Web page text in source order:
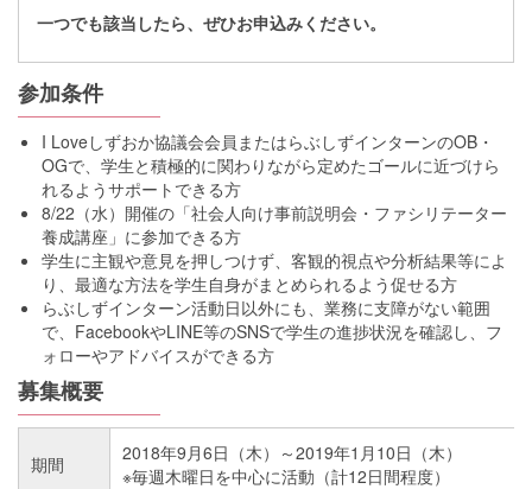
一つでも該当したら、ぜひお申込みください。
参加条件
I Loveしずおか協議会会員またはらぶしずインターンのOB・
OGで、学生と積極的に関わりながら定めたゴールに近づけら
れるようサポートできる方
8/22（水）開催の「社会人向け事前説明会・ファシリテーター
養成講座」に参加できる方
学生に主観や意見を押しつけず、客観的視点や分析結果等によ
り、最適な方法を学生自身がまとめられるよう促せる方
らぶしずインターン活動日以外にも、業務に支障がない範囲
で、FacebookやLINE等のSNSで 学生の進捗状況を確認し、フ
ォローやアドバイスができる方
募集概要
期間
2018年9月6日（木）～2019年1月10日（木）
※毎週木曜日を中心に活動（計12日間程度）